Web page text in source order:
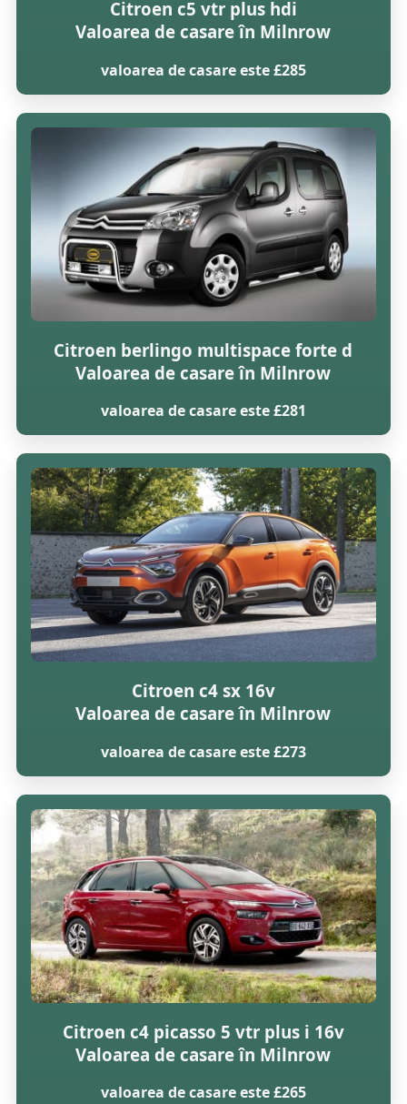
Citroen c5 vtr plus hdi
Valoarea de casare în Milnrow
valoarea de casare este £285
Citroen berlingo multispace forte d
Valoarea de casare în Milnrow
valoarea de casare este £281
Citroen c4 sx 16v
Valoarea de casare în Milnrow
valoarea de casare este £273
Citroen c4 picasso 5 vtr plus i 16v
Valoarea de casare în Milnrow
valoarea de casare este £265